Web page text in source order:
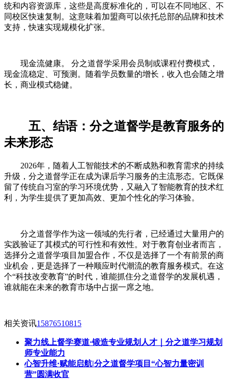
统和内容资源库，这些是高度标准化的，可以在不同地区、不
同校区快速复制。这意味着加盟商可以依托总部的品牌和技术
支持，快速实现规模化扩张。
现金流健康。 分之道督学采用会员制或课程付费模式，
现金流稳定、可预测。随着学员数量的增长，收入也会随之增
长，商业模式稳健。
五、结语：分之道督学是教育服务的
未来形态
2026年，随着人工智能技术的不断成熟和教育需求的持续
升级，分之道督学正在成为课后学习服务的主流形态。它既保
留了传统自习室的学习环境优势，又融入了智能教育的技术红
利，为学生提供了更加高效、更加个性化的学习体验。
分之道督学作为这一领域的先行者，已经通过大量用户的
实践验证了其模式的可行性和有效性。对于教育创业者而言，
选择分之道督学项目加盟合作，不仅是选择了一个有前景的商
业机会，更是选择了一种顺应时代潮流的教育服务模式。在这
个“科技改变教育”的时代，谁能抓住分之道督学的发展机遇，
谁就能在未来的教育市场中占据一席之地。
相关资讯15876510815
聚力线上督学赛道·锻造专业规划人才｜分之道学习规划
师专业能力
心智升维·赋能启航|分之道督学项目“心智力量密训
营”圆满收官